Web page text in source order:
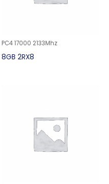
PC4 17000 2133Mhz
8GB 2RX8